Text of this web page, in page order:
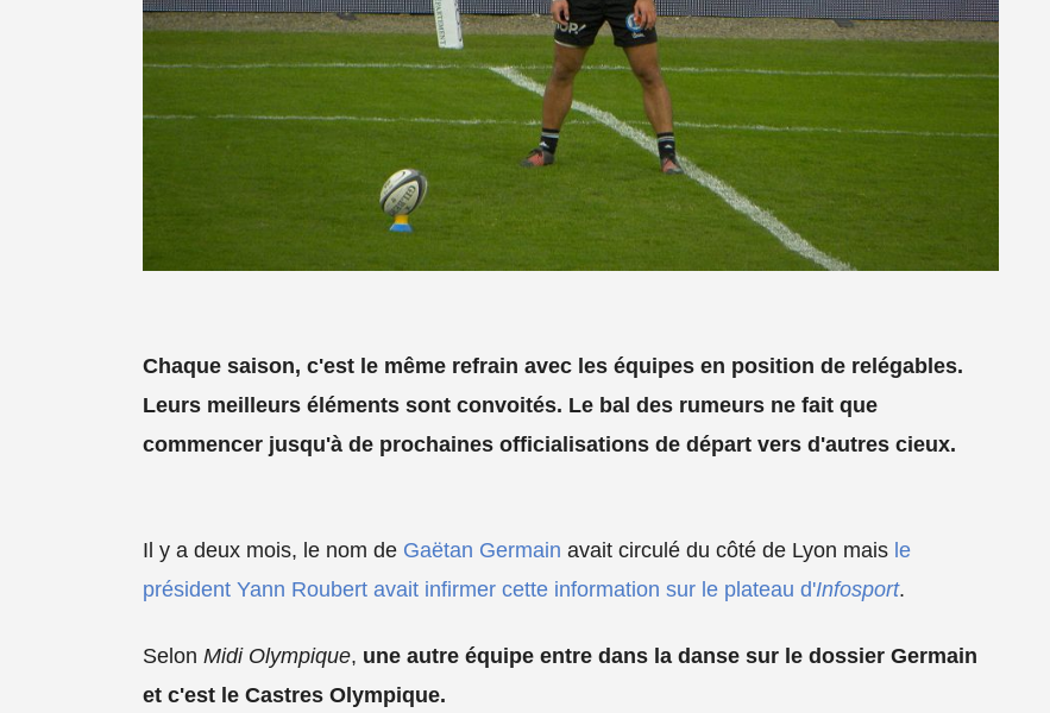
Chaque saison, c'est le même refrain avec les équipes en position de relégables.
Leurs meilleurs éléments sont convoités. Le bal des rumeurs ne fait que
commencer jusqu'à de prochaines officialisations de départ vers d'autres cieux.
Il y a deux mois, le nom de Gaëtan Germain avait circulé du côté de Lyon mais le
président Yann Roubert avait infirmer cette information sur le plateau d'Infosport.
Selon Midi Olympique, une autre équipe entre dans la danse sur le dossier Germain
et c'est le Castres Olympique.